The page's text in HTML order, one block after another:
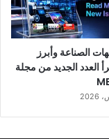
الصناعة وأبرز
العدد الجديد من مجلة